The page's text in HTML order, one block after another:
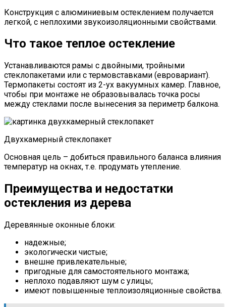
Конструкция с алюминиевым остеклением получается
легкой, с неплохими звукоизоляционными свойствами.
Что такое теплое остекление
Устанавливаются рамы с двойными, тройными
стеклопакетами или с термовставками (евровариант).
Термопакеты состоят из 2-ух вакуумных камер. Главное,
чтобы при монтаже не образовывалась точка росы
между стеклами после вынесения за периметр балкона.
Двухкамерный стеклопакет
Основная цель – добиться правильного баланса влияния
температур на окнах, т.е. продумать утепление.
Преимущества и недостатки
остекления из дерева
Деревянные оконные блоки:
надежные;
экологически чистые;
внешне привлекательные;
пригодные для самостоятельного монтажа;
неплохо подавляют шум с улицы;
имеют повышенные теплоизоляционные свойства.